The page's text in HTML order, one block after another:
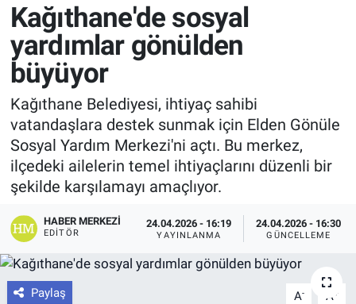
Kağıthane'de sosyal
yardımlar gönülden
büyüyor
Kağıthane Belediyesi, ihtiyaç sahibi
vatandaşlara destek sunmak için Elden Gönüle
Sosyal Yardım Merkezi'ni açtı. Bu merkez,
ilçedeki ailelerin temel ihtiyaçlarını düzenli bir
şekilde karşılamayı amaçlıyor.
HABER MERKEZI
EDITÖR
24.04.2026 - 16:19
YAYINLANMA
24.04.2026 - 16:30
GÜNCELLEME
Paylaş A- A +